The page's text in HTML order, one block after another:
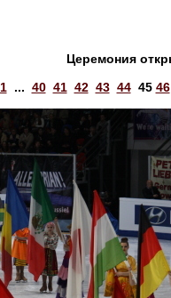
Церемония
1... 40 41 42 43 44 45 46